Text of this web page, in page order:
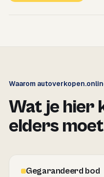
Waarom
Wat je hier
elders
Gegarandeerd bod